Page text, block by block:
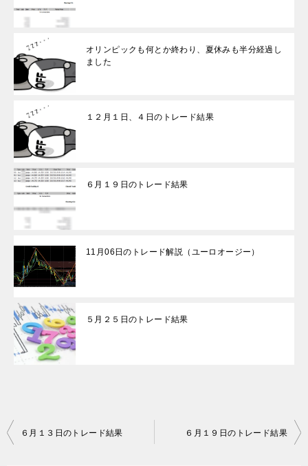
オリンピックも何とか終わり、夏休みも半分経過し
ました
１２月１日、４日のトレード結果
６月１９日のトレード結果
11月06日のトレード解説（ユーロオージー）
５月２５日のトレード結果
投
６月１３日のトレード結果 ６月１９日のトレード結果